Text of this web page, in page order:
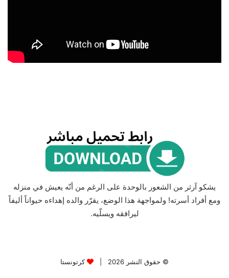
يشكو آرثر من الشعور بالوحدة على الرغم من أنّه يعيش في منزله
ومع أفراد أسرته! ولمواجهة هذا الوضع، يقرّر والده إهداءه حيواناً أليفاً
ليرافقه ويسلّيه.
© حقوق النشر 2026 | كرتونستا